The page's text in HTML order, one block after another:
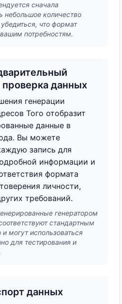
сначала
небольшое количество
что формат
потребностям.
данных
генерации
Того отобразит
данные в
Вы можете
запись для
информации и
формата
личности,
требований.
генератором
стандартным
могут использоваться
для тестирования и
данных